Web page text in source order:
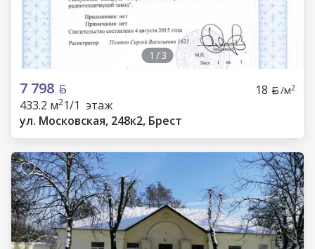
1 /3
7 798 18 /м2
433.2 м21/1 этаж
ул. Московская, 248к2, Брест